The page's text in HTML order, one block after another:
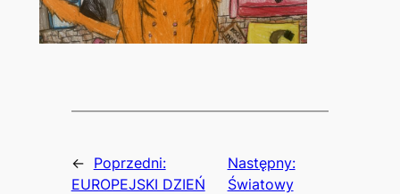
← Poprzedni:
EUROPEJSKI DZIEŃ
Następny:
Światowy